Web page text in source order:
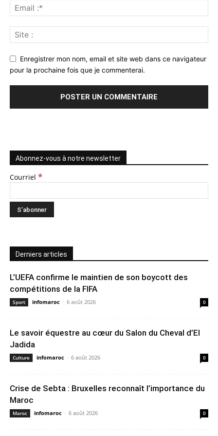
Enregistrer mon nom, email et site web dans ce navigateur
pour la prochaine fois que je commenterai.
Abonnez-vous à notre newsletter
Courriel *
Derniers articles
L’UEFA confirme le maintien de son boycott des
compétitions de la FIFA
Sport infomaroc - 6 août 2026 0
Le savoir équestre au cœur du Salon du Cheval d’El
Jadida
Culture infomaroc - 6 août 2026 0
Crise de Sebta : Bruxelles reconnaît l’importance du
Maroc
Maroc infomaroc - 6 août 2026 0